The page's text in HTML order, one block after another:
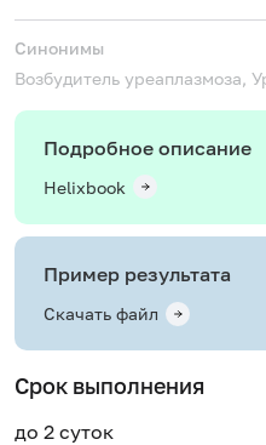
Синонимы
Возбудитель уреаплазмоза,
Подробное описание
Helixbook
Пример результата
Скачать файл
Срок выполнения
до 2 суток